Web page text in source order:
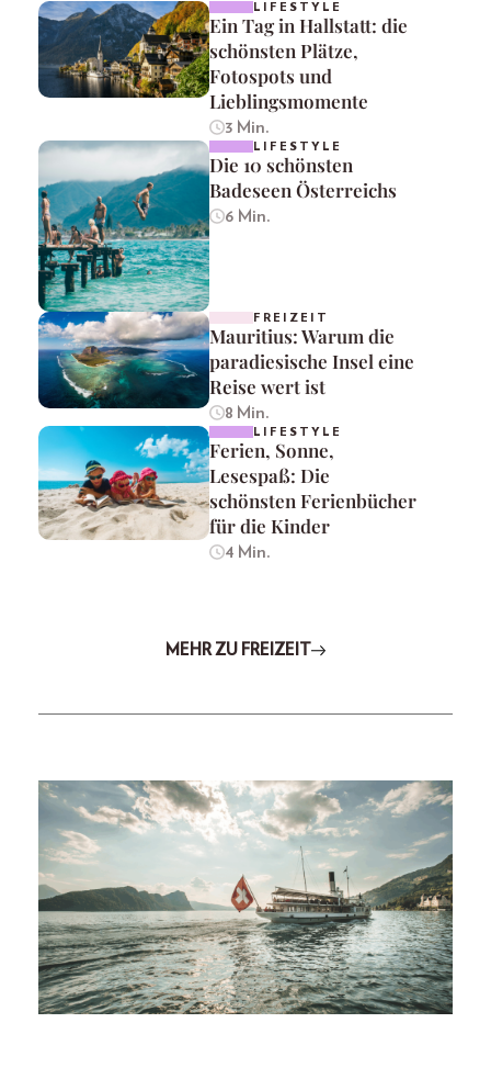
LIFESTYLE
Ein Tag in Hallstatt: die
schönsten Plätze,
Fotospots und
Lieblingsmomente
3 Min.
LIFESTYLE
Die 10 schönsten
Badeseen Österreichs
6 Min.
FREIZEIT
Mauritius: Warum die
paradiesische Insel eine
Reise wert ist
8 Min.
LIFESTYLE
Ferien, Sonne,
Lesespaß: Die
schönsten Ferienbücher
für die Kinder
4 Min.
MEHR ZU FREIZEIT